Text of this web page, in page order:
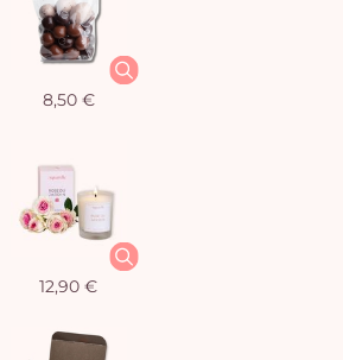
8,50 €
12,90 €